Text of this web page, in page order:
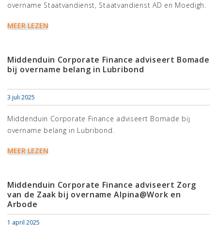
overname Staatvandienst, Staatvandienst AD en Moedigh.
MEER LEZEN
Middenduin Corporate Finance adviseert Bomade
bij overname belang in Lubribond
3 juli 2025
Middenduin Corporate Finance adviseert Bomade bij
overname belang in Lubribond.
MEER LEZEN
Middenduin Corporate Finance adviseert Zorg
van de Zaak bij overname Alpina@Work en
Arbode
1 april 2025